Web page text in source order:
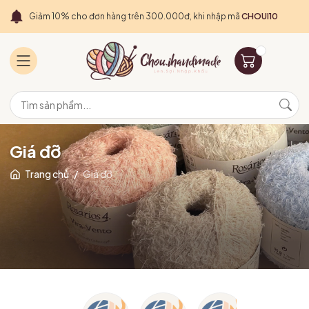
Giảm 10% cho đơn hàng trên 300.000đ, khi nhập mã CHOUI10
Giá đỡ
Trang chủ / Giá đỡ